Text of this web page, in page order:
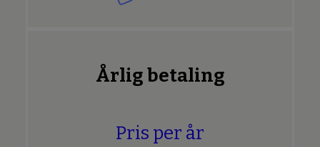
Årlig betaling
Pris per år